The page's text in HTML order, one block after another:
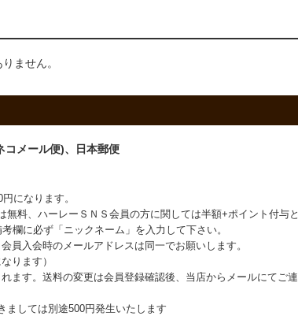
ません。
コメール便)、日本郵便
になります。
無料、ハーレーＳＮＳ会員の方に関しては半額+ポイント付与と
欄に必ず「ニックネーム」を入力して下さい。
員入会時のメールアドレスは同一でお願いします。
ります）
ます。送料の変更は会員登録確認後、当店からメールにてご連
しては別途500円発生いたします